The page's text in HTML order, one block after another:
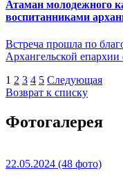
Атаман молодежного
воспитанниками
Встреча прошла по
Архангельской
1 2 3 4 5 Следующая
Возврат к списку
Фотогалерея
22.05.2024 (48 фото)